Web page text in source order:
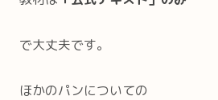
で大丈夫です。
ほかのパンについての